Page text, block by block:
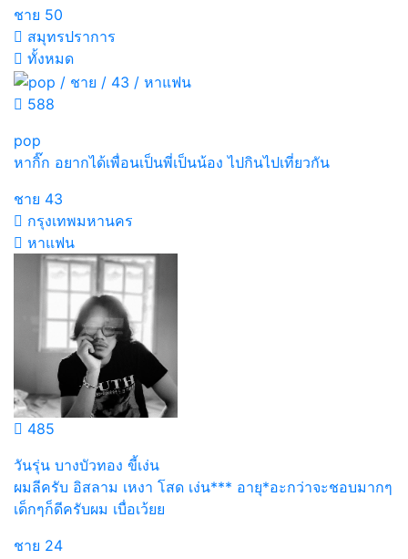
ชาย 50
สมุทรปราการ
ทั้งหมด
588
pop
หากิ๊ก อยากได้เพื่อนเป็นพี่เป็นน้อง ไปกินไปเที่ยวกัน
ชาย 43
กรุงเทพมหานคร
หาแฟน
485
วันรุ่น บางบัวทอง ขี้เง่น
ผมลีครับ อิสลาม เหงา โสด เง่น*** อายุ*อะกว่าจะชอบมากๆ
เด็กๆก็ดีครับผม เบื่อเว้ยย
ชาย 24